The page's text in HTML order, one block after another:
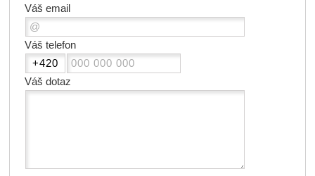
Váš email
Váš telefon
Váš dotaz